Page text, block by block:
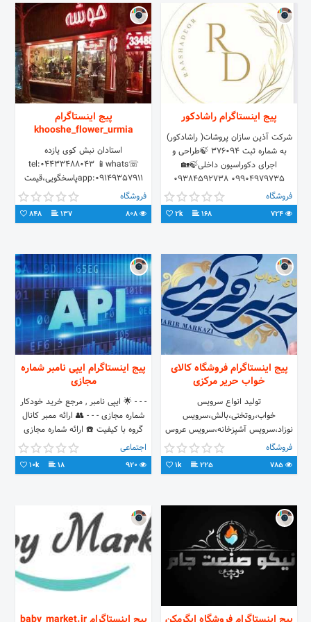
پیج اینستاگرام راشادکور
شرکت آذین سازان پروشات( راشادکور)
به شماره ثبت ۳۷۶۰۹۴ 🍃طراحی و
اجرای دکوراسیون داخلی🍃🏡
09904979735 09384592738
02144079150
فروشگاه
168
2k
پیج اینستاگرام
khooshe_flower_urmia
استادان نبش کوی یازده
☏tel:04433488043 📱whats
app:09149357911پاسخگویی،قیمت
وسفارش
فروشگاه
137
848
پیج اینستاگرام فروشگاه کالای
خواب حریر مرکزی
تولید انواع سرویس
خواب،روتختی،بالش،سرویس
نوزاد،سرویس آشپزخانه،سرویس عروس
بیش از ۱۰ سال سابقه تولید درصورت
داشتن سوال به دایرکت مراجعه نمایید
فروشگاه
225
1k
پیج اینستاگرام ایپی نامبر شماره
مجازی
- - - 🌟 ایپی نامبر , مرجع خرید خودکار
شماره مجازی - - - 👥 ارائه ممبر کانال
گروه با کیفیت ☎️ ارائه شماره مجازی
ارزان - - - - - 📝 ربات ثبت سفارشات :
اجتماعی
18
10k